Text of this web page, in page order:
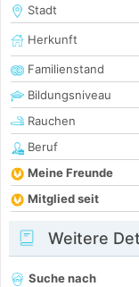
Stadt
Herkunft
Familienstand
Bildungsniveau
Rauchen
Beruf
Meine Freunde
Mitglied seit
Weitere
Suche nach